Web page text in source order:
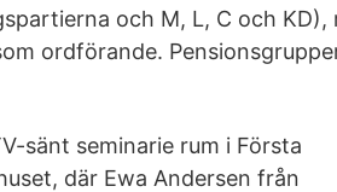
och M, L, C och KD),
ordförande.
sänt seminarie rum i Första
där Ewa Andersen från